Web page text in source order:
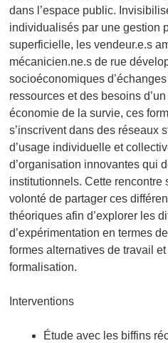
dans l’espace public.
individualisés par une gestion
superficielle, les vendeur.e.s
mécanicien.ne.s de rue
socioéconomiques
ressources et des besoins
économie de la survie, ces
s’inscrivent dans des réseaux
d’usage individuelle et
d’organisation innovantes qui
institutionnels. Cette rencontre
volonté de partager ces
théoriques afin d’explorer les
d’expérimentation en termes
formes alternatives de travail
formalisation.
Interventions
Étude avec les biffins